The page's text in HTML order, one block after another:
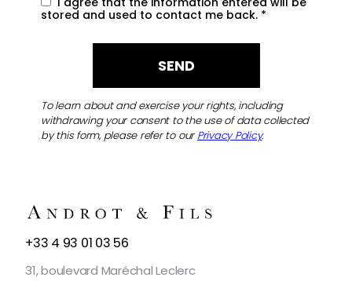
stored and used to contact me back. *
To learn about and exercise your rights, including
withdrawing your consent to the use of data collected
by this form, please refer to our Privacy Policy.
CONTACT
+33 4 93 01 03 56
31, boulevard Maréchal Leclerc